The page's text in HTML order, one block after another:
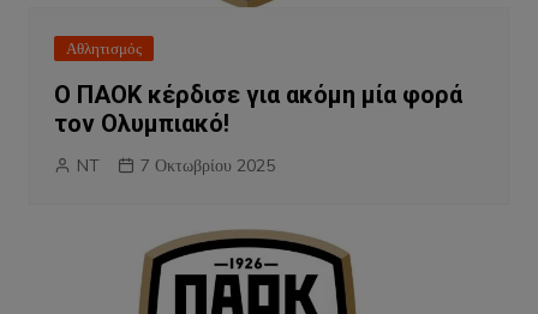
Αθλητισμός
Ο ΠΑΟΚ κέρδισε για ακόμη μία φορά
τον Ολυμπιακό!
NT 7 Οκτωβρίου 2025